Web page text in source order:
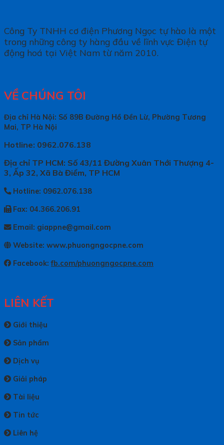
Công Ty TNHH cơ điện Phương Ngọc tự hào là một
trong những công ty hàng đầu về lĩnh vực Điện tự
động hoá tại Việt Nam từ năm 2010.
VỀ CHÚNG TÔI
Địa chỉ Hà Nội: Số 89B Đường Hồ Đền Lừ, Phường Tương
Mai, TP Hà Nội
Hotline: 0962.076.138
Địa chỉ TP HCM: Số 43/11 Đường Xuân Thới Thượng 4-
3, Ấp 32, Xã Bà Điểm, TP HCM
Hotline: 0962.076.138
Fax: 04.366.206.91
Email: giappne@gmail.com
Website: www.phuongngocpne.com
Facebook:fb.com/phuongngocpne.com
LIÊN KẾT
Giới thiệu
Sản phẩm
Dịch vụ
Giải pháp
Tài liệu
Tin tức
Liên hệ